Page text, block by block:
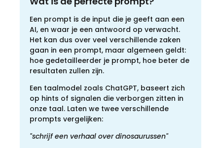
Een prompt is de input die je geeft aan een
AI, en waar je een antwoord op verwacht.
Het kan dus over veel verschillende zaken
gaan in een prompt, maar algemeen geldt:
hoe gedetailleerder je prompt, hoe beter de
resultaten zullen zijn.
Een taalmodel zoals ChatGPT, baseert zich
op hints of signalen die verborgen zitten in
onze taal. Laten we twee verschillende
prompts vergelijken:
"schrijf een verhaal over dinosaurussen"